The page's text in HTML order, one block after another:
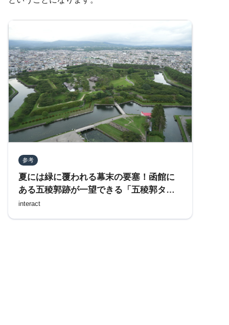
参考
夏には緑に覆われる幕末の要塞！函館に
ある五稜郭跡が一望できる「五稜郭タワ
ー」を訪れる
interact